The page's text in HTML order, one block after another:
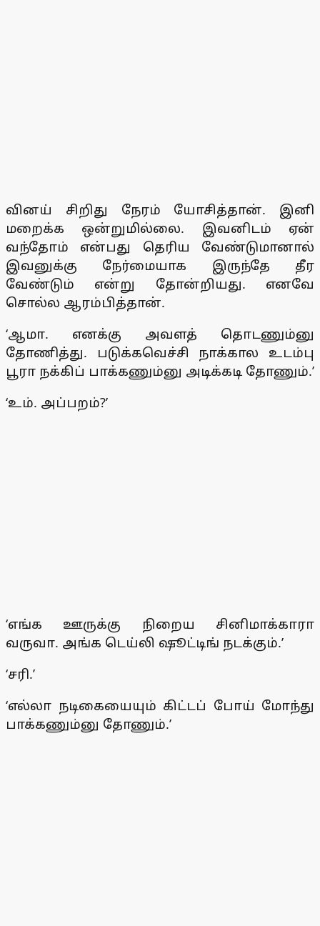
வினய் சிறிது நேரம் யோசித்தான். இனி
மறைக்க ஒன்றுமில்லை. இவனிடம் ஏன்
வந்தோம் என்பது தெரிய வேண்டுமானால்
இவனுக்கு நேர்மையாக இருந்தே தீர
வேண்டும் என்று தோன்றியது. எனவே
சொல்ல ஆரம்பித்தான்.
‘ஆமா. எனக்கு அவளத் தொடணும்னு
தோணித்து. படுக்கவெச்சி நாக்கால உடம்பு
பூரா நக்கிப் பாக்கணும்னு அடிக்கடி தோணும்.’
‘உம். அப்பறம்?’
‘எங்க ஊருக்கு நிறைய சினிமாக்காரா
வருவா. அங்க டெய்லி ஷூட்டிங் நடக்கும்.’
‘சரி.’
‘எல்லா நடிகையையும் கிட்டப் போய் மோந்து
பாக்கணும்னு தோணும்.’